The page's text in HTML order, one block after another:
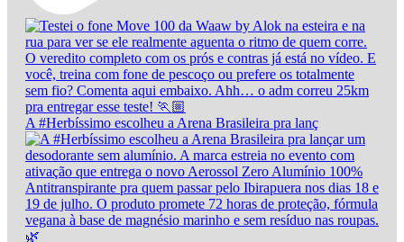
A #Herbíssimo escolheu a Arena Brasileira pra lanç